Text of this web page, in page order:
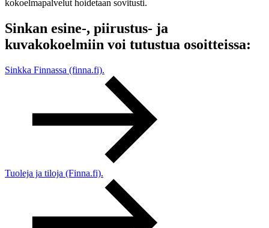
kokoelmapalvelut hoidetaan sovitusti.
Sinkan esine-, piirustus- ja
kuvakokoelmiin voi tutustua osoitteissa:
Sinkka Finnassa (finna.fi).
Tuoleja ja tiloja (Finna.fi).